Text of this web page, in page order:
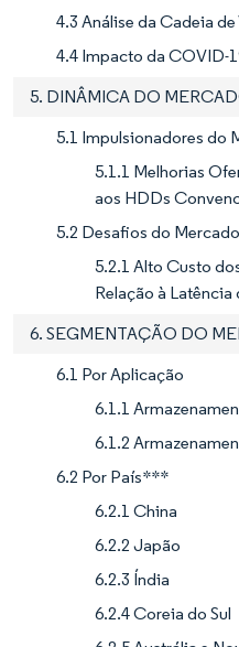
4.3 Análise da Cadeia
4.4 Impacto da COVID-
5. DINÂMICA DO
5.1 Impulsionadores do
5.1.1 Melhorias
aos HDDs
5.2 Desafios do Mercado
5.2.1 Alto Custo
Relação à Latência
6. SEGMENTAÇÃO DO
6.1 Por Aplicação
6.1.1
6.1.2
6.2 Por País***
6.2.1 China
6.2.2 Japão
6.2.3 Índia
6.2.4 Coreia do Sul